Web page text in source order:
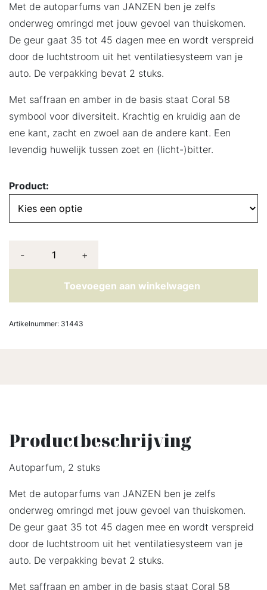
Met de autoparfums van JANZEN ben je zelfs
onderweg omringd met jouw gevoel van thuiskomen.
De geur gaat 35 tot 45 dagen mee en wordt verspreid
door de luchtstroom uit het ventilatiesysteem van je
auto. De verpakking bevat 2 stuks.
Met saffraan en amber in de basis staat Coral 58
symbool voor diversiteit. Krachtig en kruidig aan de
ene kant, zacht en zwoel aan de andere kant. Een
levendig huwelijk tussen zoet en (licht-)bitter.
Product:
- +
Toevoegen aan winkelwagen
Artikelnummer: 31443
Productbeschrijving
Autoparfum, 2 stuks
Met de autoparfums van JANZEN ben je zelfs
onderweg omringd met jouw gevoel van thuiskomen.
De geur gaat 35 tot 45 dagen mee en wordt verspreid
door de luchtstroom uit het ventilatiesysteem van je
auto. De verpakking bevat 2 stuks.
Met saffraan en amber in de basis staat Coral 58